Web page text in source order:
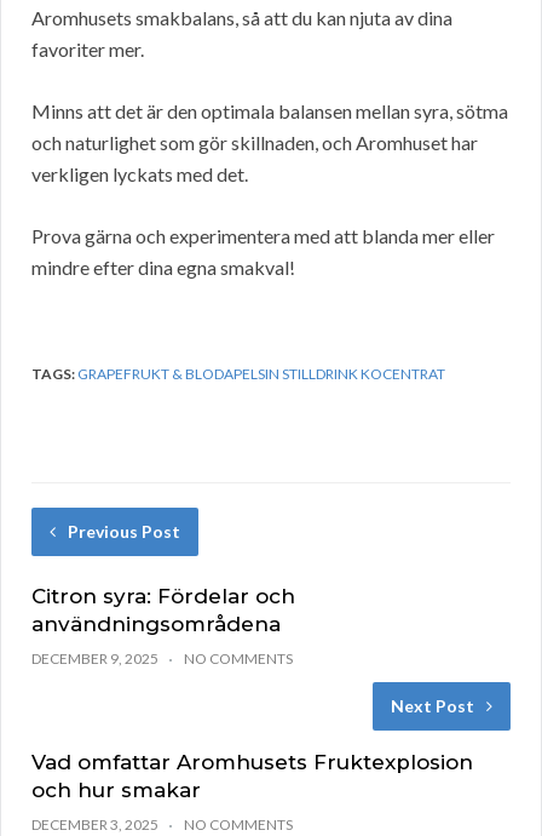
Aromhusets smakbalans, så att du kan njuta av dina
favoriter mer.
Minns att det är den optimala balansen mellan syra, sötma
och naturlighet som gör skillnaden, och Aromhuset har
verkligen lyckats med det.
Prova gärna och experimentera med att blanda mer eller
mindre efter dina egna smakval!
TAGS: GRAPEFRUKT & BLODAPELSIN STILLDRINK KOCENTRAT
Previous Post
Citron syra: Fördelar och
användningsområdena
DECEMBER 9, 2025 NO COMMENTS
Next Post
Vad omfattar Aromhusets Fruktexplosion
och hur smakar
DECEMBER 3, 2025 NO COMMENTS